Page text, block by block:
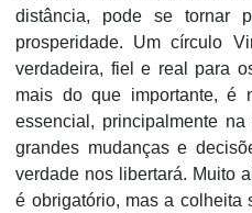
distância, pode se tornar
prosperidade. Um círculo
verdadeira, fiel e real para
mais do que importante, é
essencial, principalmente
grandes mudanças e
verdade nos libertará. Muito
é obrigatório, mas a colheita